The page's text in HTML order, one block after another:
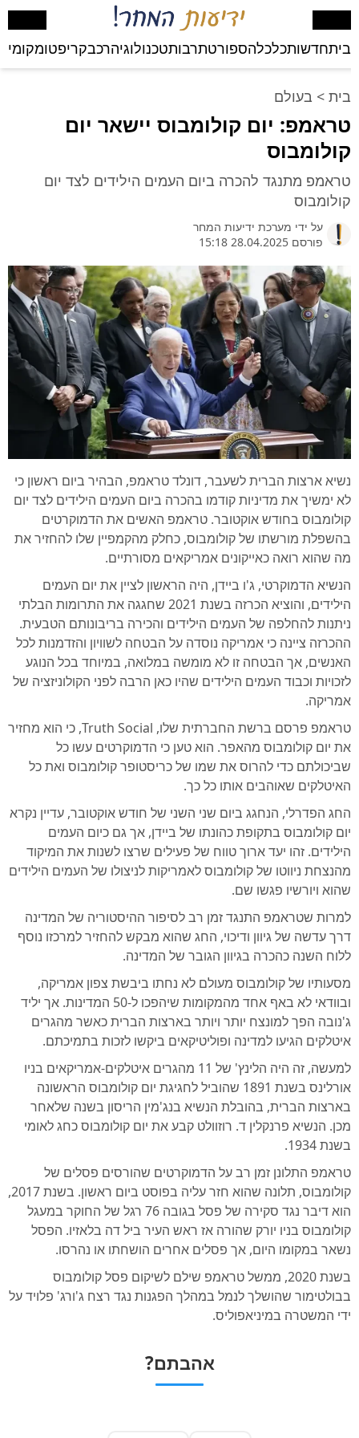
ביתחדשותכלכלהספורטתרבותטכנולוגיהרכבקריפטומקומי
בית > בעולם
טראמפ: יום קולומבוס יישאר יום
קולומבוס
טראמפ מתנגד להכרה ביום העמים הילידים לצד יום
קולומבוס
על ידי מערכת ידיעות המחר
פורסם 28.04.2025 15:18
נשיא ארצות הברית לשעבר, דונלד טראמפ, הבהיר ביום ראשון כי
לא ימשיך את מדיניות קודמו בהכרה ביום העמים הילידים לצד יום
קולומבוס בחודש אוקטובר. טראמפ האשים את הדמוקרטים
בהשפלת מורשתו של קולומבוס, כחלק מהקמפיין שלו להחזיר את
מה שהוא רואה כאייקונים אמריקאים מסורתיים.
הנשיא הדמוקרטי, ג'ו ביידן, היה הראשון לציין את יום העמים
הילידים, והוציא הכרזה בשנת 2021 שחגגה את התרומות הבלתי
ניתנות להחלפה של העמים הילידים והכירה בריבונותם הטבעית.
ההכרזה ציינה כי אמריקה נוסדה על הבטחה לשוויון והזדמנות לכל
האנשים, אך הבטחה זו לא מומשה במלואה, במיוחד בכל הנוגע
לזכויות וכבוד העמים הילידים שהיו כאן הרבה לפני הקולוניזציה של
אמריקה.
טראמפ פרסם ברשת החברתית שלו, Truth Social, כי הוא מחזיר
את יום קולומבוס מהאפר. הוא טען כי הדמוקרטים עשו כל
שביכולתם כדי להרוס את שמו של כריסטופר קולומבוס ואת כל
האיטלקים שאוהבים אותו כל כך.
החג הפדרלי, הנחגג ביום שני השני של חודש אוקטובר, עדיין נקרא
יום קולומבוס בתקופת כהונתו של ביידן, אך גם כיום העמים
הילידים. זהו יעד ארוך טווח של פעילים שרצו לשנות את המיקוד
מהנצחת ניווטו של קולומבוס לאמריקות לניצולו של העמים הילידים
שהוא ויורשיו פגשו שם.
למרות שטראמפ התנגד זמן רב לסיפור ההיסטוריה של המדינה
דרך עדשה של גיוון ודיכוי, החג שהוא מבקש להחזיר למרכזו נוסף
ללוח השנה כהכרה בגיוון הגובר של המדינה.
מסעותיו של קולומבוס מעולם לא נחתו ביבשת צפון אמריקה,
ובוודאי לא באף אחד מהמקומות שיהפכו ל-50 המדינות. אך יליד
ג'נובה הפך למונצח יותר ויותר בארצות הברית כאשר מהגרים
איטלקים הגיעו למדינה ופוליטיקאים ביקשו לזכות בתמיכתם.
למעשה, זה היה הלינץ' של 11 מהגרים איטלקים-אמריקאים בניו
אורלינס בשנת 1891 שהוביל לחגיגת יום קולומבוס הראשונה
בארצות הברית, בהובלת הנשיא בנג'מין הריסון בשנה שלאחר
מכן. הנשיא פרנקלין ד. רוזוולט קבע את יום קולומבוס כחג לאומי
בשנת 1934.
טראמפ התלונן זמן רב על הדמוקרטים שהורסים פסלים של
קולומבוס, תלונה שהוא חזר עליה בפוסט ביום ראשון. בשנת 2017,
הוא דיבר נגד סקירה של פסל בגובה 76 רגל של החוקר במעגל
קולומבוס בניו יורק שהורה אז ראש העיר ביל דה בלאזיו. הפסל
נשאר במקומו היום, אך פסלים אחרים הושחתו או נהרסו.
בשנת 2020, ממשל טראמפ שילם לשיקום פסל קולומבוס
בבולטימור שהושלך לנמל במהלך הפגנות נגד רצח ג'ורג' פלויד על
ידי המשטרה במיניאפוליס.
אהבתם?